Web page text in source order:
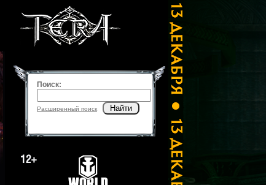
Поиск:
Расширенный поиск Найти